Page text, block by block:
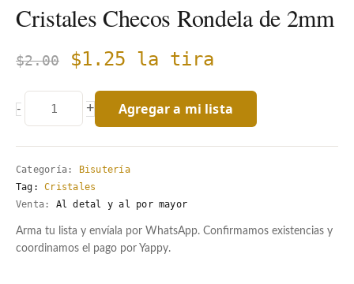
Cristales Checos Rondela de 2mm
$2.00 $1.25 la tira
- + Agregar a mi lista
Categoría: Bisutería
Tag:Cristales
Venta:
Al detal y al por mayor
Arma tu lista y envíala por WhatsApp. Confirmamos existencias y
coordinamos el pago por Yappy.